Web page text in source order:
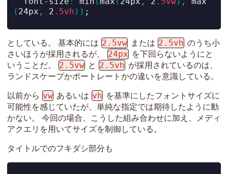
( 24px , 2 .5vh )) ;
としている。 基本的には 2.5vw または 2.5vh のうち小
さいほうが採用されるが、
24px を下回らないようにと
いうことだ。
2.5vw と 2.5vh が採用されているのは、
ランドスケープかポートレートかの違いを意識している。
以前から vw あるいは vh を基準にしたフォントサイズに
可能性を感じていたが、単純な指定では期待したように動
かない。 今回の場合、こうした組み合わせに加え、メディ
アクエリを用いてサイズを制御している。
タイトルでのフキダシ部分も